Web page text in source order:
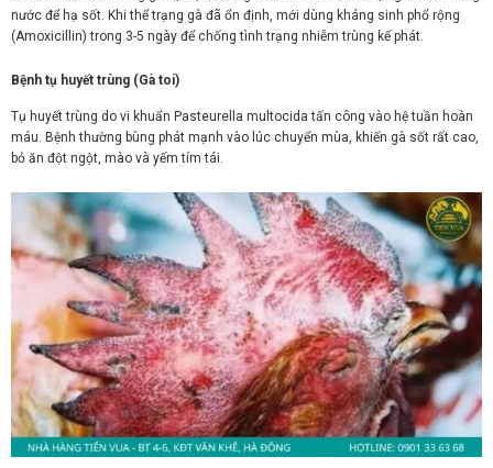
nước để hạ sốt. Khi thể trạng gà đã ổn định, mới dùng kháng sinh phổ rộng
(Amoxicillin) trong 3-5 ngày để chống tình trạng nhiễm trùng kế phát.
Bệnh tụ huyết trùng (Gà toi)
Tụ huyết trùng do vi khuẩn Pasteurella multocida tấn công vào hệ tuần hoàn
máu. Bệnh thường bùng phát mạnh vào lúc chuyển mùa, khiến gà sốt rất cao,
bỏ ăn đột ngột, mào và yếm tím tái.